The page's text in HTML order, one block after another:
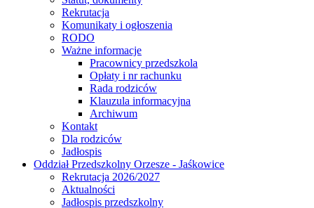
Rekrutacja
Komunikaty i ogłoszenia
RODO
Ważne informacje
Pracownicy przedszkola
Opłaty i nr rachunku
Rada rodziców
Klauzula informacyjna
Archiwum
Kontakt
Dla rodziców
Jadłospis
Oddział Przedszkolny Orzesze - Jaśkowice
Rekrutacja 2026/2027
Aktualności
Jadłospis przedszkolny